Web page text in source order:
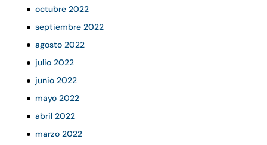
octubre 2022
septiembre 2022
agosto 2022
julio 2022
junio 2022
mayo 2022
abril 2022
marzo 2022